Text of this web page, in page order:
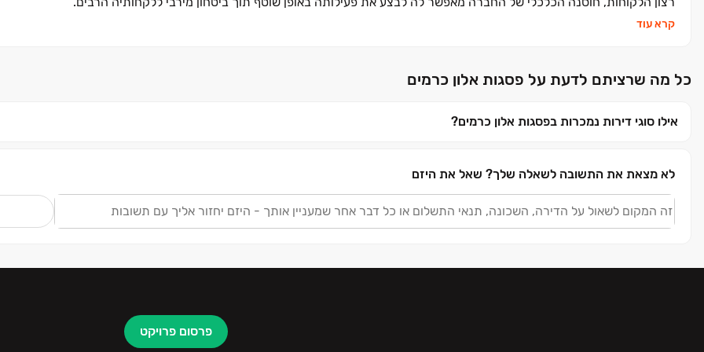
קרא עוד
כל מה שרציתם לדעת על פסגות אלון כרמים
אילו סוגי דירות נמכרות בפסגות אלון כרמים?
לא מצאת את התשובה לשאלה שלך? שאל את היזם
פרסום פרויקט